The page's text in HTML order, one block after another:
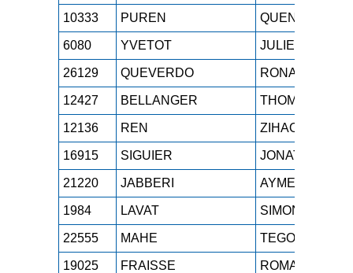
10333 PUREN QUENTIN
6080 YVETOT JULIEN
26129 QUEVERDO RONAN
12427 BELLANGER THOMAS
12136 REN ZIHAO
16915 SIGUIER JONATHAN
21220 JABBERI AYMEN
1984 LAVAT SIMON
22555 MAHE TEGONEG
19025 FRAISSE ROMAIN